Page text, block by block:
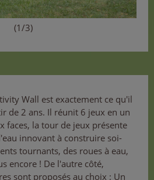
(1/3)
Wall est exactement ce qu'il
de 2 ans. Il réunit 6 jeux en un
faces, la tour de jeux présente
innovant à construire soi-
tournants, des roues à eau,
encore ! De l'autre côté,
sont proposés au choix : Un